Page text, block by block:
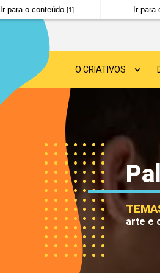
Ir para o conteúdo[1] Ir para
O CRIATIVOS
DESIGN FOR CHANGE
NOTÍCIAS
PERGUNTAS
POLÍTICA DE arte e